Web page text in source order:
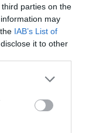
parties on the
may
IAB’s List of
it to other